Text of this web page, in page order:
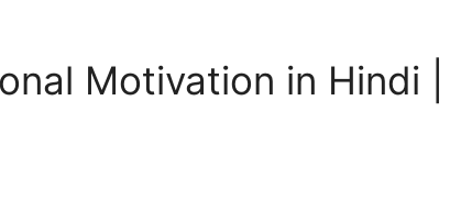
Motivation in Hindi |